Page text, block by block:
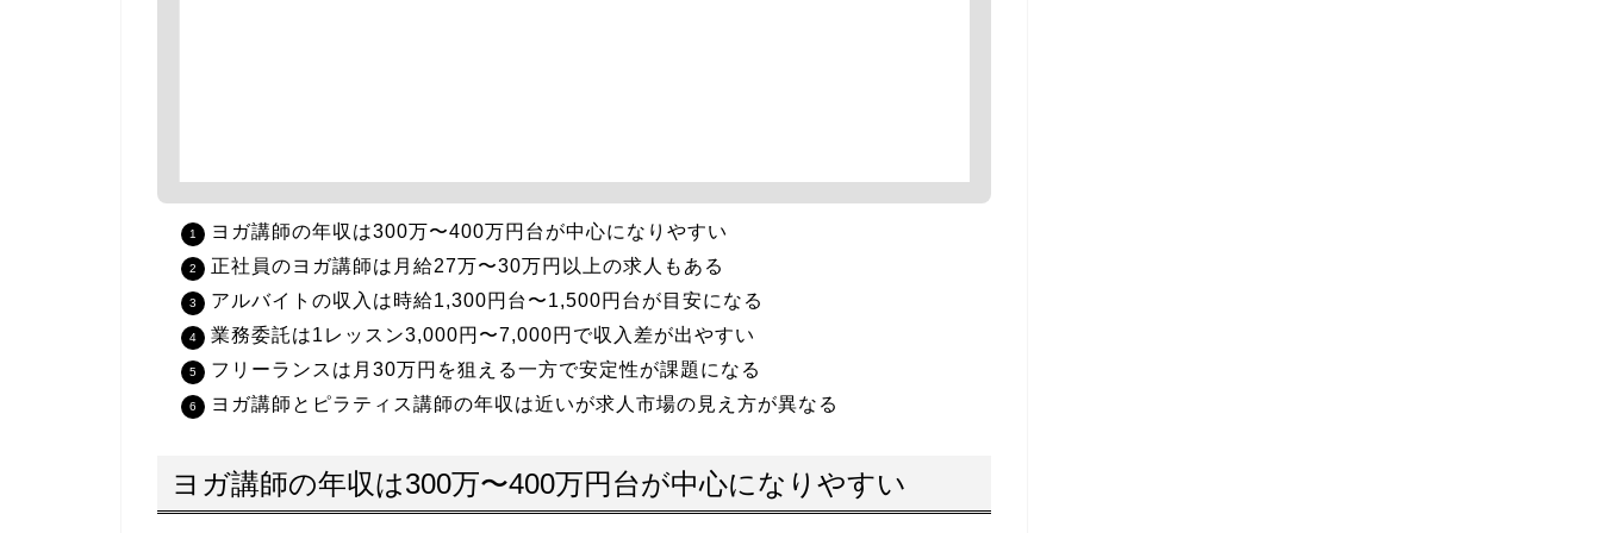
ヨガ講師の年収は300万〜400万円台が中心になりやすい
正社員のヨガ講師は月給27万〜30万円以上の求人もある
アルバイトの収入は時給1,300円台〜1,500円台が目安になる
業務委託は1レッスン3,000円〜7,000円で収入差が出やすい
フリーランスは月30万円を狙える一方で安定性が課題になる
ヨガ講師とピラティス講師の年収は近いが求人市場の見え方が異なる
ヨガ講師の年収は300万〜400万円台が中心になりやすい